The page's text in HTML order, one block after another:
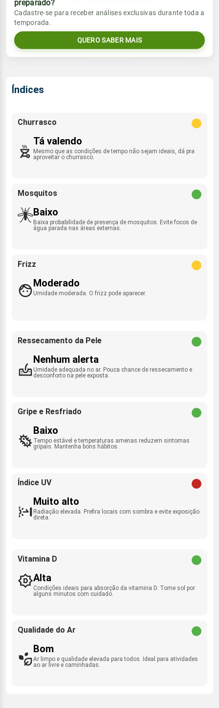
Umidade do ar
54%93%
Rajada de vento
Sol
05:32h às 17:24h
Lua
Chuva
0.0mm
Umidade do ar
Vento
SE - 12km/h
Rajada de vento
Sol
preparado?
Cadastre-se para receber análises exclusivas durante toda a
temporada.
QUERO SABER MAIS
Índices
Churrasco
Tá valendo
Mesmo que as condições de tempo não sejam ideais, dá pra
aproveitar o churrasco.
Mosquitos
Baixo
Baixa probabilidade de presença de mosquitos. Evite focos de
água parada nas áreas externas.
Frizz
Moderado
Umidade moderada. O frizz pode aparecer.
Ressecamento da Pele
Nenhum alerta
Umidade adequada no ar. Pouca chance de ressecamento e
desconforto na pele exposta.
Gripe e Resfriado
Baixo
Tempo estável e temperaturas amenas reduzem sintomas
gripais. Mantenha bons hábitos.
Índice UV
Muito alto
Radiação elevada. Prefira locais com sombra e evite exposição
direta.
Vitamina D
Alta
Condições ideais para absorção da vitamina D. Tome sol por
alguns minutos com cuidado.
Qualidade do Ar
Bom
Ar limpo e qualidade elevada para todos. Ideal para atividades
ao ar livre e caminhadas.